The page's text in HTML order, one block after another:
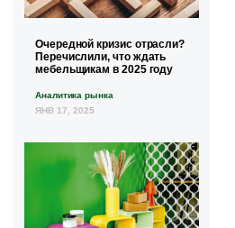
Очередной кризис отрасли?
Перечислили, что ждать
мебельщикам в 2025 году
Аналитика рынка
ЯНВ 17, 2025